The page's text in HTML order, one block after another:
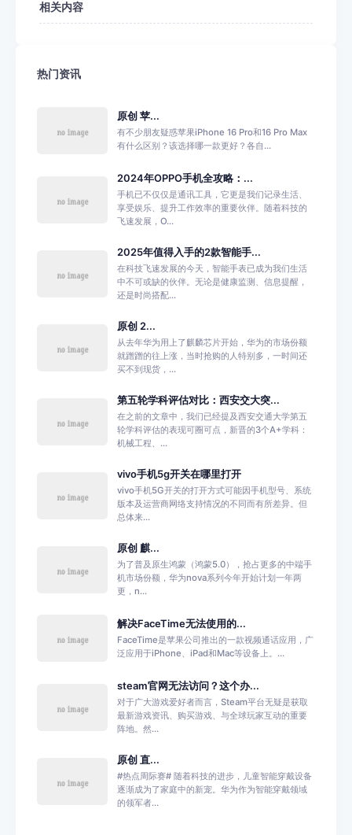
相关内容
热门资讯
原创 苹...
有不少朋友疑惑苹果iPhone 16 Pro和16 Pro Max
有什么区别？该选择哪一款更好？各自...
2024年OPPO手机全攻略：...
手机已不仅仅是通讯工具，它更是我们记录生活、
享受娱乐、提升工作效率的重要伙伴。随着科技的
飞速发展，O...
2025年值得入手的2款智能手...
在科技飞速发展的今天，智能手表已成为我们生活
中不可或缺的伙伴。无论是健康监测、信息提醒，
还是时尚搭配...
原创 2...
从去年华为用上了麒麟芯片开始，华为的市场份额
就蹭蹭的往上涨，当时抢购的人特别多，一时间还
买不到现货，...
第五轮学科评估对比：西安交大突...
在之前的文章中，我们已经提及西安交通大学第五
轮学科评估的表现可圈可点，新晋的3个A+学科：
机械工程、...
vivo手机5g开关在哪里打开
vivo手机5G开关的打开方式可能因手机型号、系统
版本及运营商网络支持情况的不同而有所差异。但
总体来...
原创 麒...
为了普及原生鸿蒙（鸿蒙5.0），抢占更多的中端手
机市场份额，华为nova系列今年开始计划一年两
更，n...
解决FaceTime无法使用的...
FaceTime是苹果公司推出的一款视频通话应用，广
泛应用于iPhone、iPad和Mac等设备上。...
steam官网无法访问？这个办...
对于广大游戏爱好者而言，Steam平台无疑是获取
最新游戏资讯、购买游戏、与全球玩家互动的重要
阵地。然...
原创 直...
#热点周际赛# 随着科技的进步，儿童智能穿戴设备
逐渐成为了家庭中的新宠。华为作为智能穿戴领域
的领军者...